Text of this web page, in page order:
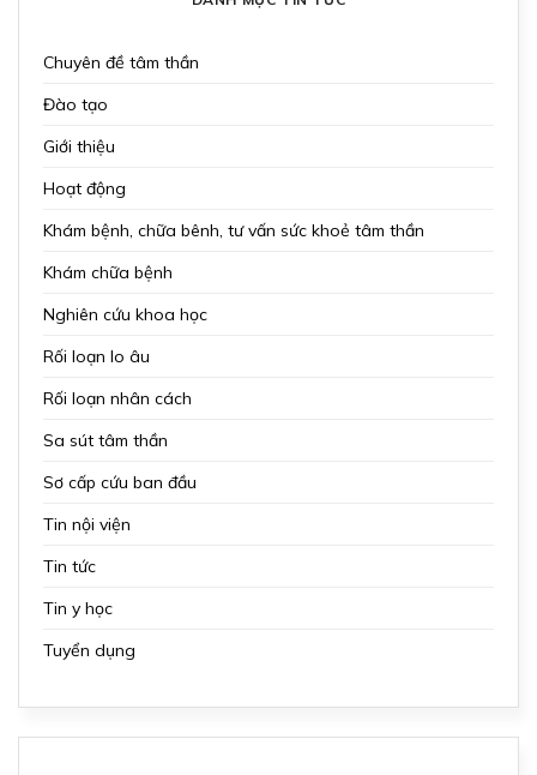
Chuyên đề tâm thần
Đào tạo
Giới thiệu
Hoạt động
Khám bệnh, chữa bênh, tư vấn sức khoẻ tâm thần
Khám chữa bệnh
Nghiên cứu khoa học
Rối loạn lo âu
Rối loạn nhân cách
Sa sút tâm thần
Sơ cấp cứu ban đầu
Tin nội viện
Tin tức
Tin y học
Tuyển dụng